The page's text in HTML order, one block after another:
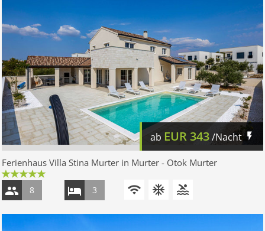
ab EUR343/Nacht
Ferienhaus Villa Stina Murter in Murter - Otok Murter
8 3